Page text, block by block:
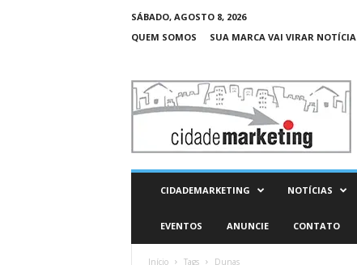
SÁBADO, AGOSTO 8, 2026
QUEM SOMOS
SUA MARCA VAI VIRAR NOTÍCIA
C
d
CIDADEMARKETING NOTÍCIAS
EVENTOS ANUNCIE CONTATO
Início Tags Dunas